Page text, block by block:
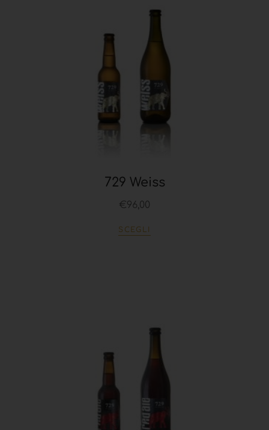
729 Weiss
€96,00
SCEGLI